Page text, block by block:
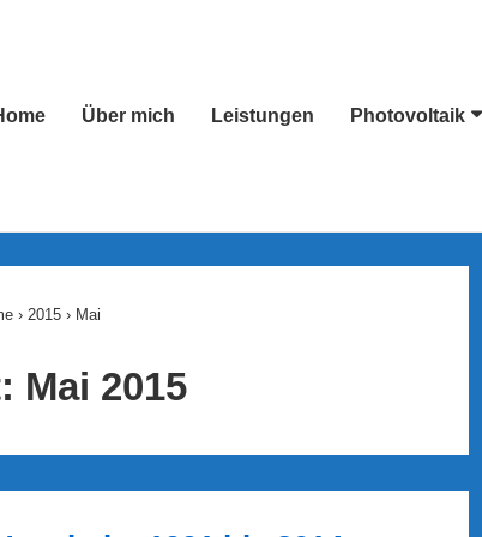
Über mich Leistungen Photovoltaik
› 2015 › Mai
Mai 2015